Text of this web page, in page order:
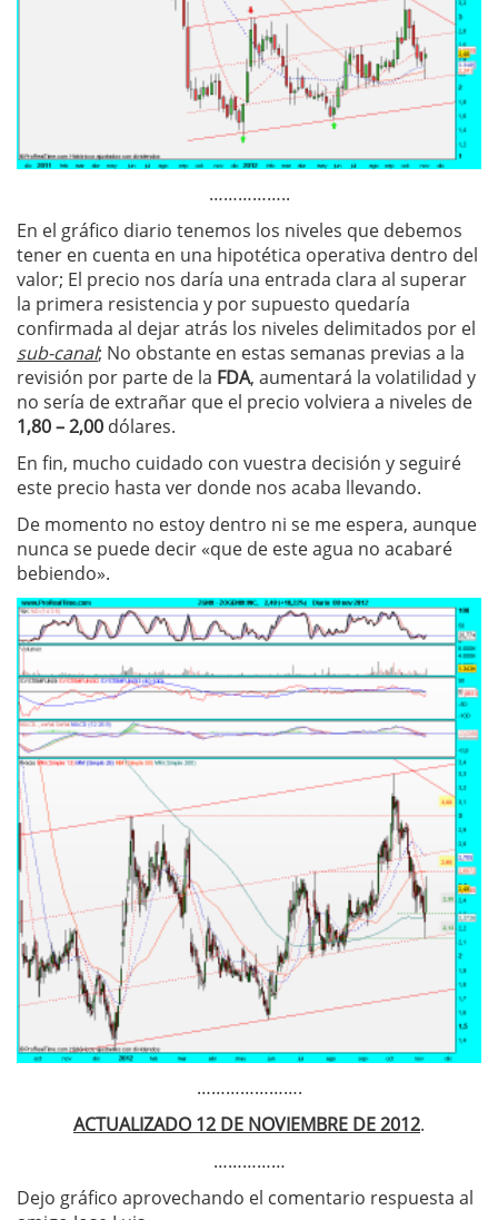
……………..
En el gráfico diario tenemos los niveles que debemos
tener en cuenta en una hipotética operativa dentro del
valor; El precio nos daría una entrada clara al superar
la primera resistencia y por supuesto quedaría
confirmada al dejar atrás los niveles delimitados por el
sub-canal; No obstante en estas semanas previas a la
revisión por parte de la FDA, aumentará la volatilidad y
no sería de extrañar que el precio volviera a niveles de
1,80 – 2,00 dólares.
En fin, mucho cuidado con vuestra decisión y seguiré
este precio hasta ver donde nos acaba llevando.
De momento no estoy dentro ni se me espera, aunque
nunca se puede decir «que de este agua no acabaré
bebiendo».
………………….
ACTUALIZADO 12 DE NOVIEMBRE DE 2012.
……………
Dejo gráfico aprovechando el comentario respuesta al